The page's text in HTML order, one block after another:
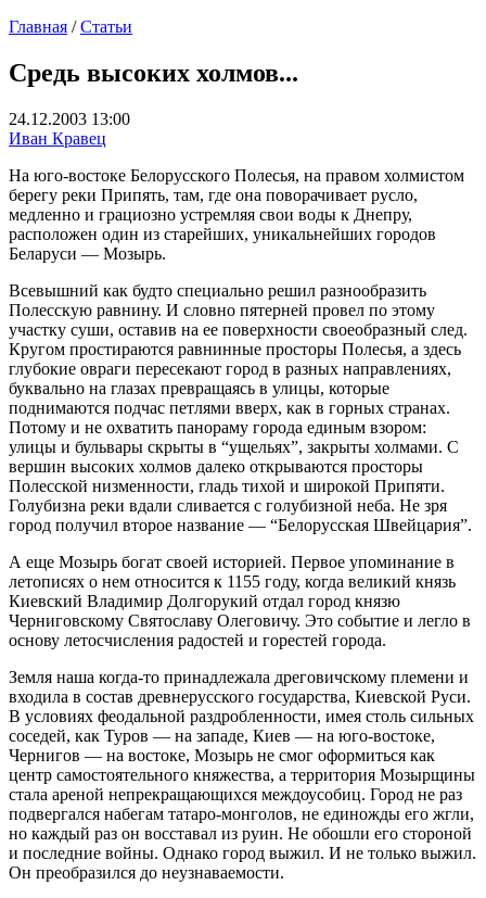
Главная / Статьи
Средь высоких холмов...
24.12.2003 13:00
Иван Кравец
На юго-востоке Белорусского Полесья, на правом холмистом
берегу реки Припять, там, где она поворачивает русло,
медленно и грациозно устремляя свои воды к Днепру,
расположен один из старейших, уникальнейших городов
Беларуси — Мозырь.
Всевышний как будто специально решил разнообразить
Полесскую равнину. И словно пятерней провел по этому
участку суши, оставив на ее поверхности своеобразный след.
Кругом простираются равнинные просторы Полесья, а здесь
глубокие овраги пересекают город в разных направлениях,
буквально на глазах превращаясь в улицы, которые
поднимаются подчас петлями вверх, как в горных странах.
Потому и не охватить панораму города единым взором:
улицы и бульвары скрыты в “ущельях”, закрыты холмами. С
вершин высоких холмов далеко открываются просторы
Полесской низменности, гладь тихой и широкой Припяти.
Голубизна реки вдали сливается с голубизной неба. Не зря
город получил второе название — “Белорусская Швейцария”.
А еще Мозырь богат своей историей. Первое упоминание в
летописях о нем относится к 1155 году, когда великий князь
Киевский Владимир Долгорукий отдал город князю
Черниговскому Святославу Олеговичу. Это событие и легло в
основу летосчисления радостей и горестей города.
Земля наша когда-то принадлежала дреговичскому племени и
входила в состав древнерусского государства, Киевской Руси.
В условиях феодальной раздробленности, имея столь сильных
соседей, как Туров — на западе, Киев — на юго-востоке,
Чернигов — на востоке, Мозырь не смог оформиться как
центр самостоятельного княжества, а территория Мозырщины
стала ареной непрекращающихся междоусобиц. Город не раз
подвергался набегам татаро-монголов, не единожды его жгли,
но каждый раз он восставал из руин. Не обошли его стороной
и последние войны. Однако город выжил. И не только выжил.
Он преобразился до неузнаваемости.